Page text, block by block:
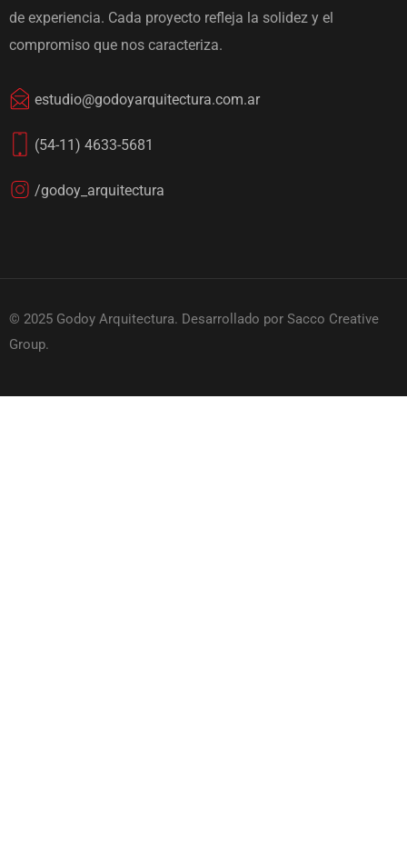
de experiencia. Cada proyecto refleja la solidez y el
compromiso que nos caracteriza.
estudio@godoyarquitectura.com.ar
(54-11) 4633-5681
/godoy_arquitectura
© 2025 Godoy Arquitectura. Desarrollado por Sacco Creative
Group.